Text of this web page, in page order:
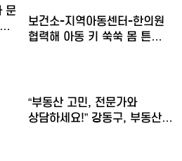
문
…
보건소-지역아동센터-한의원
협력해 아동 키 쑥쑥 몸 튼…
“부동산 고민, 전문가와
상담하세요!” 강동구, 부동산…